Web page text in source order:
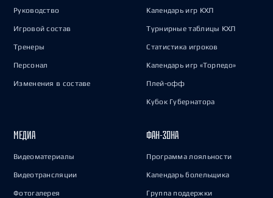
Руководство
Игровой состав
Тренеры
Персонал
Изменения в составе
Календарь игр КХЛ
Турнирные таблицы КХЛ
Статистика игроков
Календарь игр «Торпедо»
Плей-офф
Кубок Губернатора
МЕДИА
Видеоматериалы
Видеотрансляции
Фотогалерея
ФАН-ЗОНА
Программа лояльности
Календарь болельщика
Группа поддержки